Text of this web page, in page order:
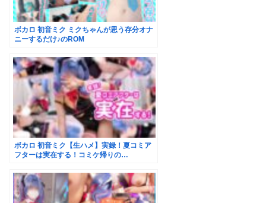
ボカロ 初音ミク ミクちゃんが思う存分オナ
ニーするだけ♪のROM
ボカロ 初音ミク【生ハメ】実録！夏コミア
フターは実在する！コミケ帰りの…